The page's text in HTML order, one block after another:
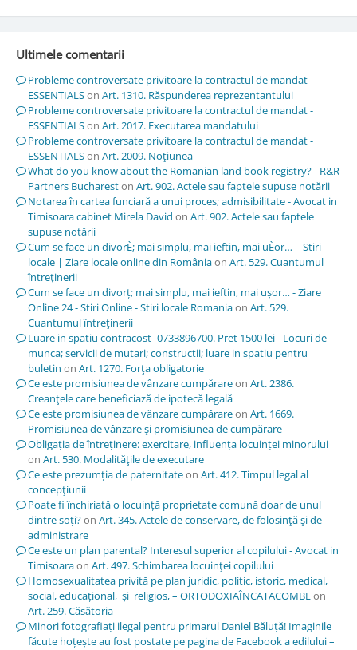
Ultimele comentarii
Probleme controversate privitoare la contractul de mandat -
ESSENTIALSon Art. 1310. Răspunderea reprezentantului
Probleme controversate privitoare la contractul de mandat -
ESSENTIALSon Art. 2017. Executarea mandatului
Probleme controversate privitoare la contractul de mandat -
ESSENTIALSon Art. 2009. Noţiunea
What do you know about the Romanian land book registry? - R&R
Partners Buchareston Art. 902. Actele sau faptele supuse notării
Notarea în cartea funciară a unui proces; admisibilitate - Avocat in
Timisoara cabinet Mirela David on Art. 902. Actele sau faptele
supuse notării
Cum se face un divorÈ; mai simplu, mai ieftin, mai uÈor… – Stiri
locale | Ziare locale online din Româniaon Art. 529. Cuantumul
întreţinerii
Cum se face un divorț; mai simplu, mai ieftin, mai ușor… - Ziare
Online 24 - Stiri Online - Stiri locale Romaniaon Art. 529.
Cuantumul întreţinerii
Luare in spatiu contracost -0733896700. Pret 1500 lei - Locuri de
munca; servicii de mutari; constructii; luare in spatiu pentru
buletin on Art. 1270. Forţa obligatorie
Ce este promisiunea de vânzare cumpărareon Art. 2386.
Creanţele care beneficiază de ipotecă legală
Ce este promisiunea de vânzare cumpărareon Art. 1669.
Promisiunea de vânzare şi promisiunea de cumpărare
Obligația de întreținere: exercitare, influența locuinței minorului
on Art. 530. Modalităţile de executare
Ce este prezumția de paternitateon Art. 412. Timpul legal al
concepţiunii
Poate fi închiriată o locuință proprietate comună doar de unul
dintre soți?on Art. 345. Actele de conservare, de folosinţă şi de
administrare
Ce este un plan parental? Interesul superior al copilului - Avocat in
Timisoaraon Art. 497. Schimbarea locuinţei copilului
Homosexualitatea privită pe plan juridic, politic, istoric, medical,
social, educațional, și religios, – ORTODOXIAÎNCATACOMBEon
Art. 259. Căsătoria
Minori fotografiați ilegal pentru primarul Daniel Băluță! Imaginile
făcute hoțește au fost postate pe pagina de Facebook a edilului –